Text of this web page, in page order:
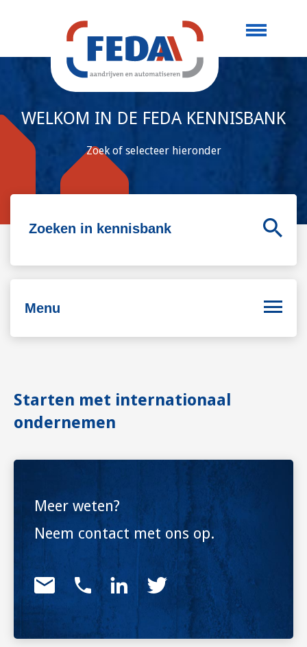
WELKOM IN DE FEDA KENNISBANK
Zoek of selecteer hieronder
Menu
Personeel
Starten met internationaal
ondernemen
Meer weten?
Neem contact met ons op.